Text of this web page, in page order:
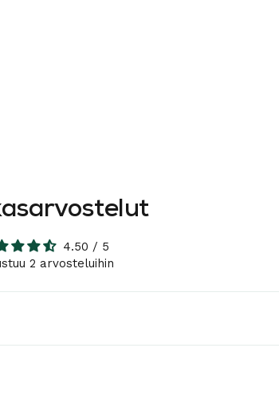
4.50 / 5
2 arvosteluihin